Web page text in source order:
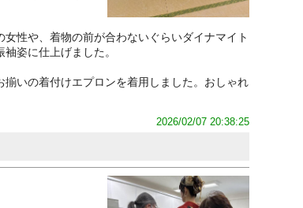
性や、着物の前が合わないぐらいダイナマイト
姿に仕上げました。
いの着付けエプロンを着用しました。おしゃれ
2026/02/07 20:38:25